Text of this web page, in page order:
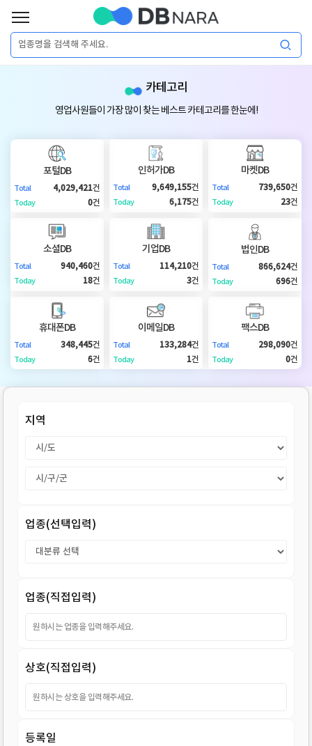
로
그
합
털
인
DB
인
휴
지역
업종(선택입력)
업종(직접입력)
상호(직접입력)
등록일
카테고리
영업사원들이 가장 많이 찾는 베스트 카테고리를 한눈에!
포털DB
Total 4,029,421건
Today 0건
인허가DB
Total 9,649,155건
Today 6,175건
마켓DB
Total 739,650건
Today 23건
소셜DB
Total 940,460건
Today 18건
기업DB
Total 114,210건
Today 3건
법인DB
Total 866,624건
Today 696건
휴대폰DB
Total 348,445건
Today 6건
이메일DB
Total 133,284건
Today 1건
팩스DB
Total 298,090건
Today 0건